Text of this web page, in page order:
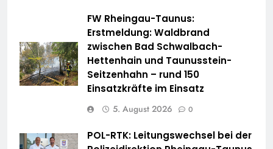
FW Rheingau-Taunus:
Erstmeldung: Waldbrand
zwischen Bad Schwalbach-
Hettenhain und Taunusstein-
Seitzenhahn – rund 150
Einsatzkräfte im Einsatz
5. August 2026 0
POL-RTK: Leitungswechsel bei der